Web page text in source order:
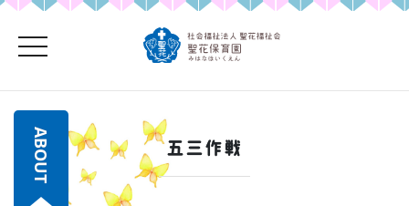
toggle navigation
五三作戦
ABOUT